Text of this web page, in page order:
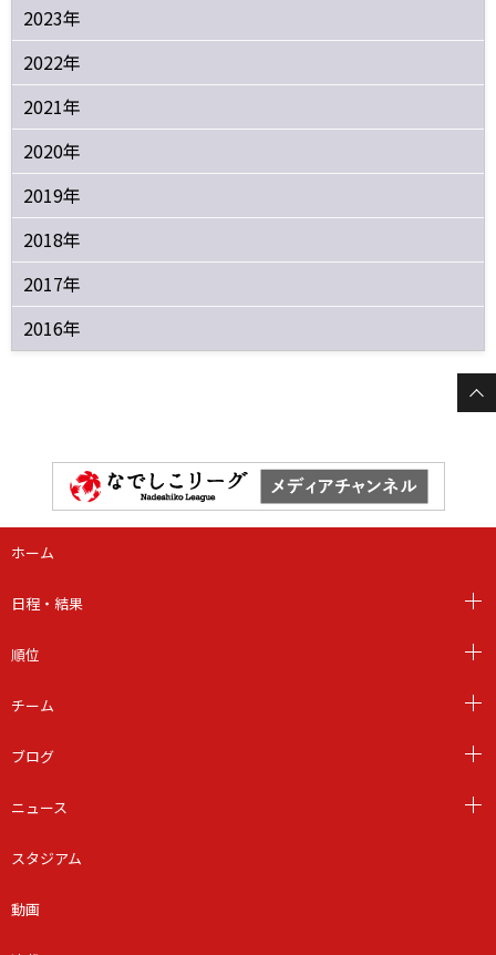
2023年
2022年
2021年
2020年
2019年
2018年
2017年
2016年
ホーム
日程・結果
順位
チーム
ブログ
ニュース
スタジアム
動画